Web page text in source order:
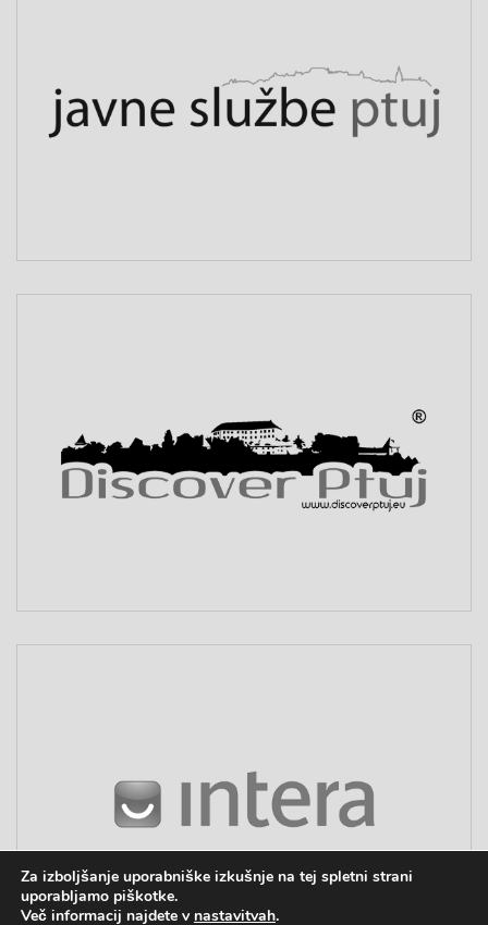
Za izboljšanje uporabniške izkušnje na tej spletni strani
uporabljamo piškotke.
Več informacij najdete v nastavitvah.